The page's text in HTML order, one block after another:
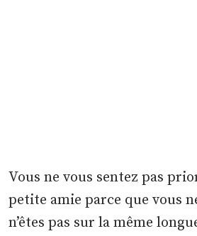
Vous ne vous sentez pas
petite amie parce que vous
n’êtes pas sur la même